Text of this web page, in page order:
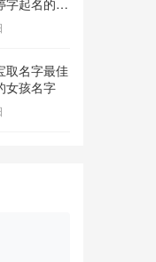
字起名的寓
取名字最佳
女孩名字